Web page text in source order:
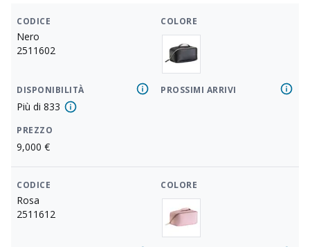
CODICE
Nero
2511602
COLORE
PREZZO
9,000 €
DISPONIBILITÀ
Più di 833
PROSSIMI ARRIVI
CODICE
Rosa
2511612
COLORE